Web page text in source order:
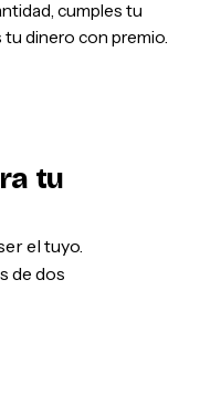
cumples tu
dinero con premio.
tu
el tuyo.
de dos